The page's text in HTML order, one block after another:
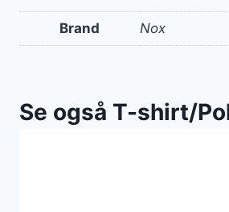
Brand Nox
Se også T-shirt/